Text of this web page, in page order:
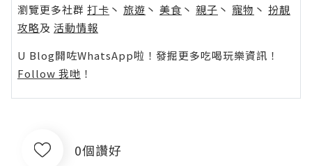
瀏覽更多社群 打卡 丶 旅遊 丶 美食 丶 親子 丶 寵物 丶 扮靚
攻略及 活動情報
U Blog開咗WhatsApp啦！發掘更多吃喝玩樂資訊！
Follow 我哋 ！
0個讚好